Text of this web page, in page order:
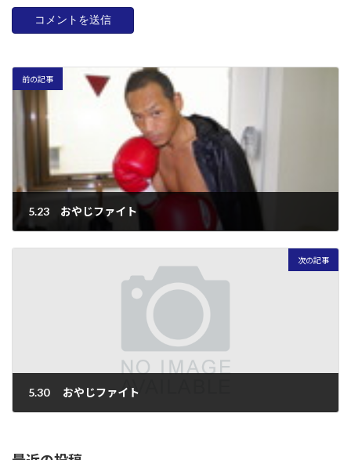
前の記事
5.23 おやじファイト
次の記事
5.30 おやじファイト